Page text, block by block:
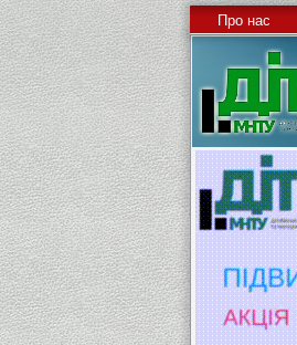
Про нас